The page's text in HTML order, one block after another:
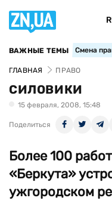
ВАЖНЫЕ ТЕМЫ Смена
ГЛАВНАЯ ПРАВО
СИЛОВИКИ
15 февраля, 2008, 15:48
Поделиться
Более 100
«Беркута»
ужгородском